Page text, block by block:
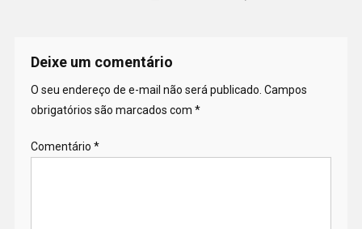
Deixe um comentário
O seu endereço de e-mail não será publicado. Campos
obrigatórios são marcados com *
Comentário *